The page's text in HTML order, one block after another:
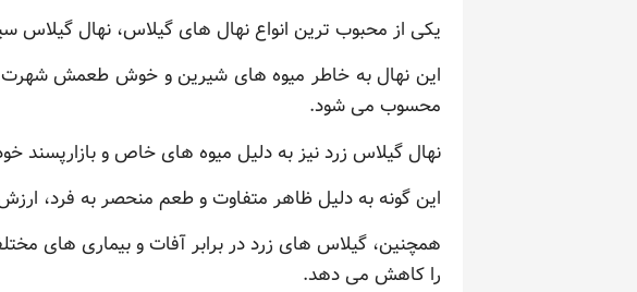
یکی از محبوب ترین انواع نهال های گیلاس، نهال گیلاس
این نهال به خاطر میوه های شیرین و خوش طعمش شهرت
محسوب می شود.
نهال گیلاس زرد نیز به دلیل میوه های خاص و بازارپسند
این گونه به دلیل ظاهر متفاوت و طعم منحصر به فرد،
همچنین، گیلاس های زرد در برابر آفات و بیماری های
را کاهش می دهد.